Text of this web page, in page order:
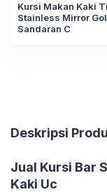
Kursi Makan Kaki
Stainless Mirror
Sandaran C
Deskripsi
Jual Kursi Bar
Kaki Uc